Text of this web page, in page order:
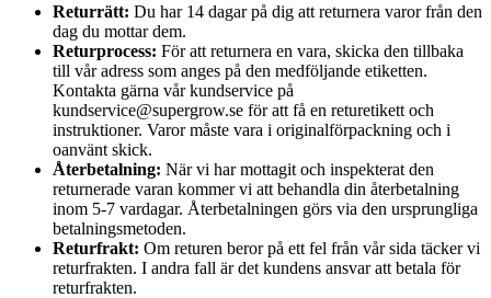
Returrätt: Du har 14 dagar på dig att returnera varor från den
dag du mottar dem.
Returprocess: För att returnera en vara, skicka den tillbaka
till vår adress som anges på den medföljande etiketten.
Kontakta gärna vår kundservice på
kundservice@supergrow.se för att få en returetikett och
instruktioner. Varor måste vara i originalförpackning och i
oanvänt skick.
Återbetalning: När vi har mottagit och inspekterat den
returnerade varan kommer vi att behandla din återbetalning
inom 5-7 vardagar. Återbetalningen görs via den ursprungliga
betalningsmetoden.
Returfrakt: Om returen beror på ett fel från vår sida täcker vi
returfrakten. I andra fall är det kundens ansvar att betala för
returfrakten.